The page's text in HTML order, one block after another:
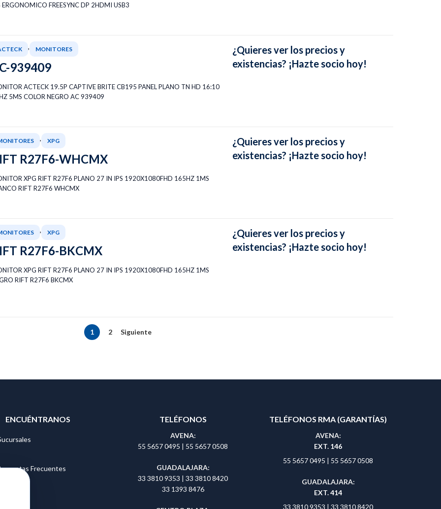
ERGONOMICO FREESYNC DP 2HDMI USB3
, MONITORES
939409
ACTECK 19.5P CAPTIVE BRITE CB195 PANEL PLANO TN HD 16:10
5MS COLOR NEGRO AC 939409
¿Quieres ver los precios y
existencias? ¡Hazte socio hoy!
, XPG
R27F6-WHCMX
XPG RIFT R27F6 PLANO 27 IN IPS 1920X1080FHD 165HZ 1MS
RIFT R27F6 WHCMX
¿Quieres ver los precios y
existencias? ¡Hazte socio hoy!
, XPG
R27F6-BKCMX
XPG RIFT R27F6 PLANO 27 IN IPS 1920X1080FHD 165HZ 1MS
RIFT R27F6 BKCMX
¿Quieres ver los precios y
existencias? ¡Hazte socio hoy!
1 2 Siguiente
ENCUÉNTRANOS
Frecuentes
TELÉFONOS
AVENA:
55 5657 0495 | 55 5657 0508
GUADALAJARA:
33 3810 9353 | 33 3810 8420
33 1393 8476
TELÉFONOS RMA (GARANTÍAS)
AVENA:
EXT. 146
55 5657 0495 | 55 5657 0508
GUADALAJARA:
EXT. 414
33 3810 9353 | 33 3810 8420